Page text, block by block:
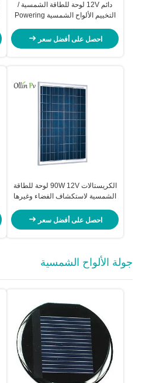
دائم 12V لوحة للطاقة الشمسية /
التخييم الألواح الشمسية Powering
احصل على أفضل سعر
الكريستالات 90W 12V لوحة للطاقة
الشمسية لاستكشاف الفضاء وغيرها
احصل على أفضل سعر
جولة الألواح الشمسية